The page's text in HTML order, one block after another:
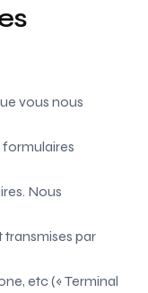
vous nous
formulaires
Nous
par
etc (« Terminal